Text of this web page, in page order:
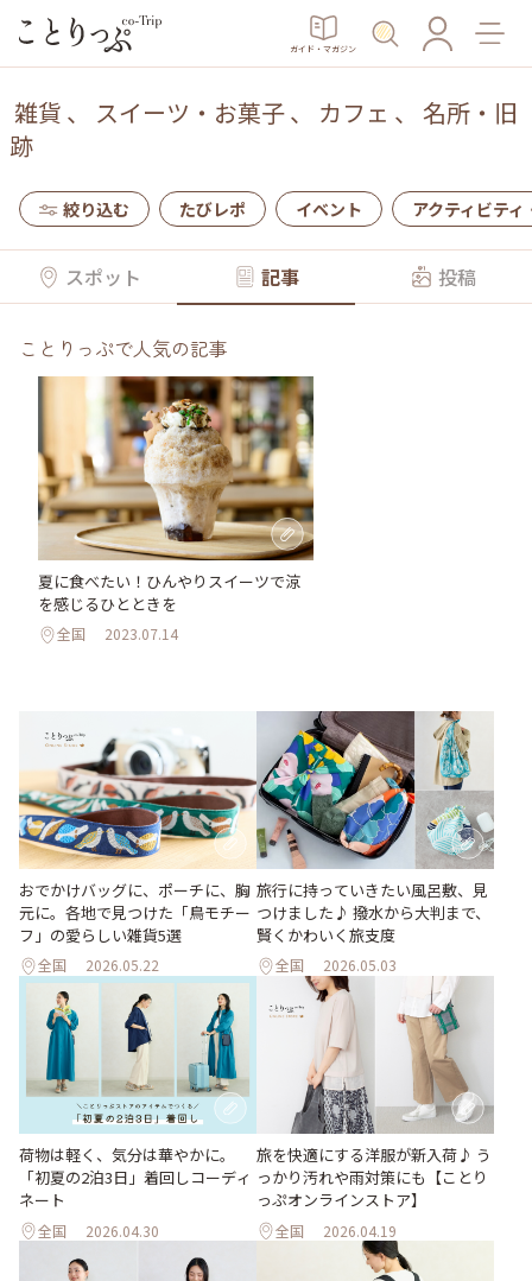
ガイド・マガジン
雑貨 、 スイーツ・お菓子、 カフェ 、 名所・旧
跡
絞り込む たびレポ イベント アクティビティ
スポット 記事 投稿
ことりっぷで人気の記事
夏に食べたい！ひんやりスイーツで涼
を感じるひとときを
全国 2023.07.14
おでかけバッグに、ポーチに、胸
元に。各地で見つけた「鳥モチー
フ」の愛らしい雑貨5選
全国 2026.05.22
旅行に持っていきたい風呂敷、見
つけました♪ 撥水から大判まで、
賢くかわいく旅支度
全国 2026.05.03
荷物は軽く、気分は華やかに。
「初夏の2泊3日」着回しコーディ
ネート
全国 2026.04.30
旅を快適にする洋服が新入荷♪ う
っかり汚れや雨対策にも【ことり
っぷオンラインストア】
全国 2026.04.19